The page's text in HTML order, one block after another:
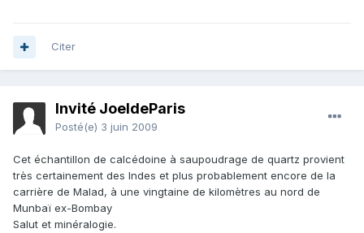
Citer
Invité JoeldeParis
Posté(e) 3 juin 2009
Cet échantillon de calcédoine à saupoudrage de quartz provient
très certainement des Indes et plus probablement encore de la
carrière de Malad, à une vingtaine de kilomètres au nord de
Munbaï ex-Bombay
Salut et minéralogie.